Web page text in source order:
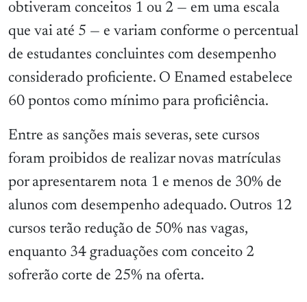
obtiveram conceitos 1 ou 2 — em uma escala
que vai até 5 — e variam conforme o percentual
de estudantes concluintes com desempenho
considerado proficiente. O Enamed estabelece
60 pontos como mínimo para proficiência.
Entre as sanções mais severas, sete cursos
foram proibidos de realizar novas matrículas
por apresentarem nota 1 e menos de 30% de
alunos com desempenho adequado. Outros 12
cursos terão redução de 50% nas vagas,
enquanto 34 graduações com conceito 2
sofrerão corte de 25% na oferta.